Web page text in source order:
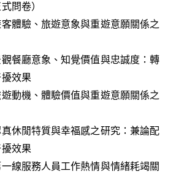
問卷）
體驗、旅遊意象與重遊意願關係之
餐廳意象、知覺價值與忠誠度：轉
效果
動機、體驗價值與重遊意願關係之
休閒特質與幸福感之研究：兼論配
效果
線服務人員工作熱情與情緒耗竭關